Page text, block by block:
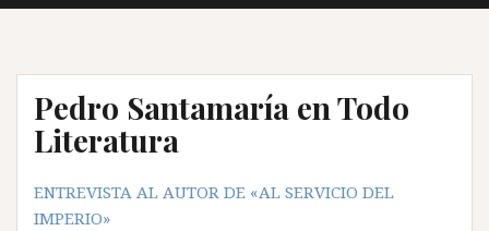
Pedro Santamaría en Todo
Literatura
ENTREVISTA AL AUTOR DE «AL SERVICIO DEL
IMPERIO»